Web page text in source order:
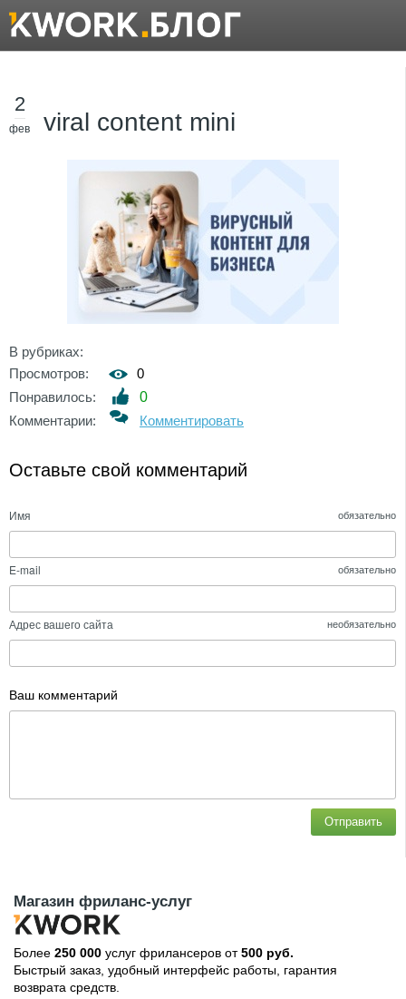
2
фев viral content mini
В рубриках:
Просмотров:
0
Понравилось:
0
Комментарии:
Комментировать
Оставьте свой комментарий
Имя обязательно
E-mail обязательно
Адрес вашего сайта необязательно
Ваш комментарий
Отправить
Магазин фриланс-услуг
Более 250 000 услуг фрилансеров от500 руб.
Быстрый заказ, удобный интерфейс работы, гарантия
возврата средств.